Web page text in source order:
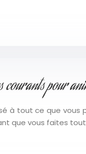
courants pour
à tout ce que vous
que vous faites